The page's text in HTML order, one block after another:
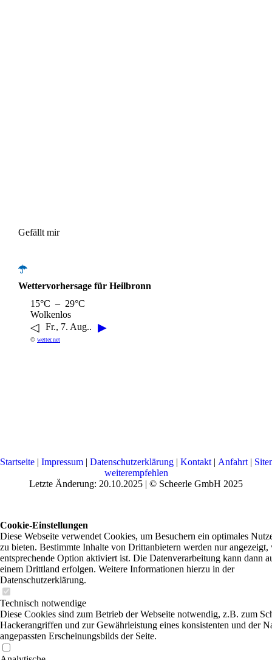
Gefällt mir
Wettervorhersage für Heilbronn
15°C – 29°C
Wolkenlos
◁ Fr., 7. Aug.. ▶
© wetter.net
Startseite | Impressum | Datenschutzerklärung | Kontakt | Anfahrt |
weiterempfehlen
Letzte Änderung: 20.10.2025 | © Scheerle GmbH 2025
Cookie-Einstellungen
Diese Webseite verwendet Cookies, um Besuchern ein optimales
zu bieten. Bestimmte Inhalte von Drittanbietern werden nur angezeigt,
entsprechende Option aktiviert ist. Die Datenverarbeitung kann dann
einem Drittland erfolgen. Weitere Informationen hierzu in der
Datenschutzerklärung.
Technisch notwendige
Diese Cookies sind zum Betrieb der Webseite notwendig, z.B. zum
Hackerangriffen und zur Gewährleistung eines konsistenten und der
angepassten Erscheinungsbilds der Seite.